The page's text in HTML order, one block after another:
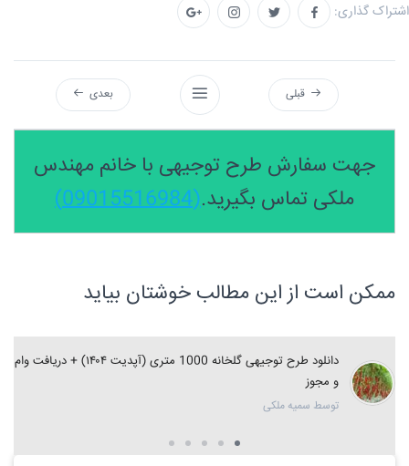
اشتراک گذاری:
قبلی بعدی
جهت سفارش طرح توجیهی با خانم مهندس
ملکی تماس بگیرید.(09015516984)
ممکن است از این مطالب خوشتان بیاید
دانلود طرح توجیهی گلخانه 1000 متری (آپدیت ۱۴۰۴) + دریافت وام
و مجوز
توسط سمیه ملکی